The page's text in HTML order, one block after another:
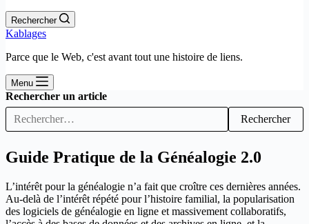
Rechercher
Kablages
Parce que le Web, c'est avant tout une histoire de liens.
Menu
Rechercher un article
Rechercher
Guide Pratique de la Généalogie 2.0
L’intérêt pour la généalogie n’a fait que croître ces dernières années.
Au-delà de l’intérêt répété pour l’histoire familial, la popularisation
des logiciels de généalogie en ligne et massivement collaboratifs,